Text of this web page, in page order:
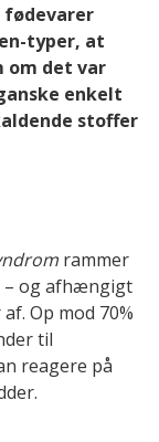
typer, at
om det var
enkelt
stoffer
rammer
– og afhængigt
Op mod 70%
til
reagere på